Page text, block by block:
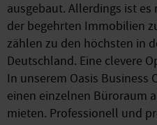
ausgebaut. Allerdings ist
der begehrten Immobilien
zählen zu den höchsten in
Deutschland. Eine clevere
In unserem Oasis Business
einen einzelnen Büroraum
mieten. Professionell und